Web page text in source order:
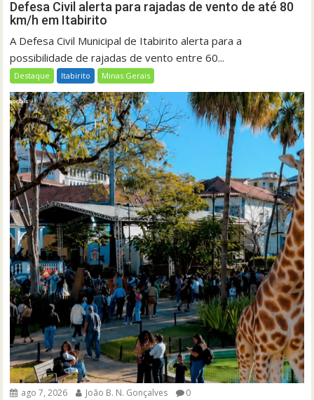
Defesa Civil alerta para rajadas de vento de até 80
km/h em Itabirito
A Defesa Civil Municipal de Itabirito alerta para a
possibilidade de rajadas de vento entre 60...
Destaque Itabirito Minas Gerais
ago 7, 2026 João B. N. Gonçalves 0